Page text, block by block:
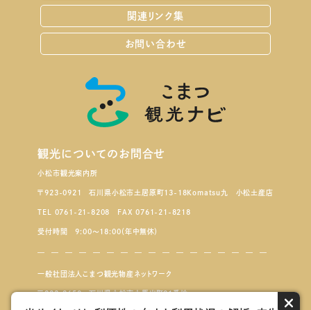
関連リンク集
お問い合わせ
観光についてのお問合せ
小松市観光案内所
〒923-0921 石川県小松市土居原町13-18Komatsu九 小松土産店
TEL 0761-21-8208 FAX 0761-21-8218
受付時間 9:00～18:00（年中無休）
一般社団法人こまつ観光物産ネットワーク
〒923-8650 石川県小松市小馬出町91番地
×